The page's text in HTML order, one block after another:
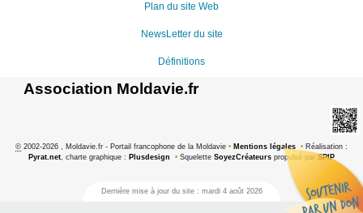
Plan du site Web
NewsLetter du site
Définitions
Association Moldavie.fr
© 2002-2026 , Moldavie.fr - Portail francophone de la Moldavie • Mentions légales • Réalisation :
Pyrat.net, charte graphique : Plusdesign • Squelette SoyezCréateurs propulsé par SPIP
Dernière mise à jour du site : mardi 4 août 2026